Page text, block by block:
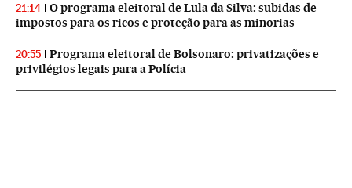
21:14
O programa eleitoral de Lula da Silva: subidas de
impostos para os ricos e proteção para as minorias
20:55
Programa eleitoral de Bolsonaro: privatizações e
privilégios legais para a Polícia